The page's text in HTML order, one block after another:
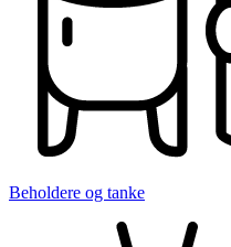
Beholdere og tanke